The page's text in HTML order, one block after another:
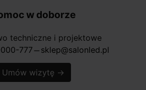
LED zapewnij dostęp
zawsze odłącz zasilanie i nie
na lampę. Dobrze
Ideal Lux oświetlenie
w doborze
techniczne i projektowe
777 horizontal_rule sklep@salonled.pl
Umów wizytę →